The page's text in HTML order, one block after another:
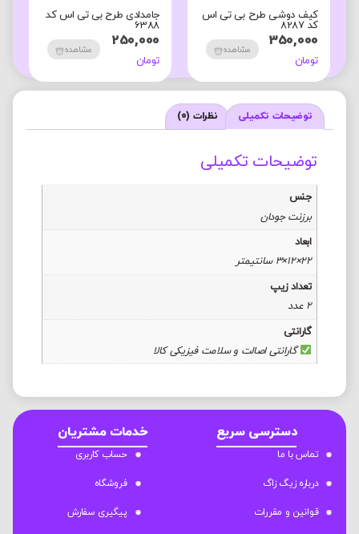
بی تی اس کد کیف دوشی طرح بی تی اس
کد 8291
350,000
تومان
کیف دوشی طرح
کد 8579
350,000
تومان
توضیحات تکمیلی نظرات (0)
توضیحات تکمیلی
جنس
برزنت جودان
ابعاد
22×12×3 سانتیمتر
تعداد زیپ
2 عدد
گارانتی
گارانتی اصالت و سلامت فیزیکی کالا
دسترسی سریع
تماس با ما
درباره زیگ زاگ
قوانین و مقررات
خدمات مشتریان
حساب کاربری
فروشگاه
پیگیری سفارش